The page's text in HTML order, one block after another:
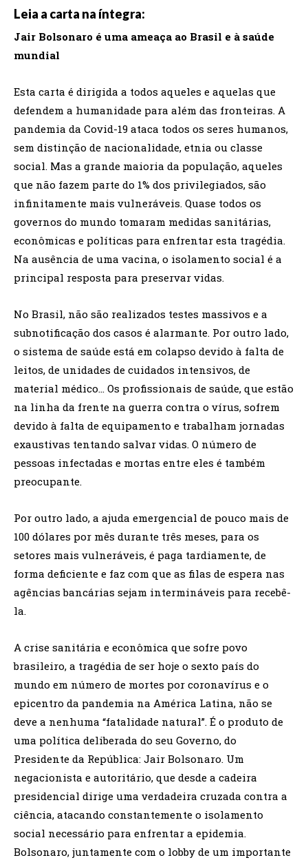
Leia a carta na íntegra:
Jair Bolsonaro é uma ameaça ao Brasil e à saúde
mundial
Esta carta é dirigida a todos aqueles e aquelas que
defendem a humanidade para além das fronteiras. A
pandemia da Covid-19 ataca todos os seres humanos,
sem distinção de nacionalidade, etnia ou classe
social. Mas a grande maioria da população, aqueles
que não fazem parte do 1% dos privilegiados, são
infinitamente mais vulneráveis. Quase todos os
governos do mundo tomaram medidas sanitárias,
econômicas e políticas para enfrentar esta tragédia.
Na ausência de uma vacina, o isolamento social é a
principal resposta para preservar vidas.
No Brasil, não são realizados testes massivos e a
subnotificação dos casos é alarmante. Por outro lado,
o sistema de saúde está em colapso devido à falta de
leitos, de unidades de cuidados intensivos, de
material médico… Os profissionais de saúde, que estão
na linha da frente na guerra contra o vírus, sofrem
devido à falta de equipamento e trabalham jornadas
exaustivas tentando salvar vidas. O número de
pessoas infectadas e mortas entre eles é também
preocupante.
Por outro lado, a ajuda emergencial de pouco mais de
100 dólares por mês durante três meses, para os
setores mais vulneráveis, é paga tardiamente, de
forma deficiente e faz com que as filas de espera nas
agências bancárias sejam intermináveis para recebê-
la.
A crise sanitária e econômica que sofre povo
brasileiro, a tragédia de ser hoje o sexto país do
mundo em número de mortes por coronavírus e o
epicentro da pandemia na América Latina, não se
deve a nenhuma “fatalidade natural”. É o produto de
uma política deliberada do seu Governo, do
Presidente da República: Jair Bolsonaro. Um
negacionista e autoritário, que desde a cadeira
presidencial dirige uma verdadeira cruzada contra a
ciência, atacando constantemente o isolamento
social necessário para enfrentar a epidemia.
Bolsonaro, juntamente com o lobby de um importante